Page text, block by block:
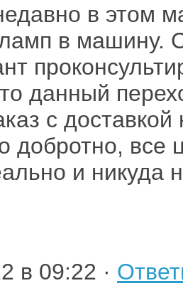
в этом
в машину.
данный
с
добротно,
и никуда
в 09:22 ·